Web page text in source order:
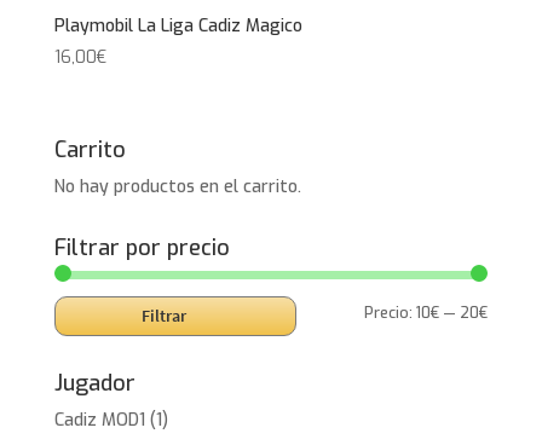
Playmobil La Liga Cadiz Magico
16,00€
Carrito
No hay productos en el carrito.
Filtrar por precio
Precio
Precio
Filtrar Precio:10€ — 20€
Jugador
Cadiz MOD1 (1)